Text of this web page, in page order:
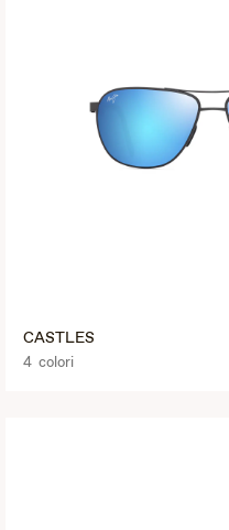
CASTLES
4 colori